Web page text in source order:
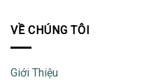
VỀ CHÚNG TÔI
Giới Thiệu